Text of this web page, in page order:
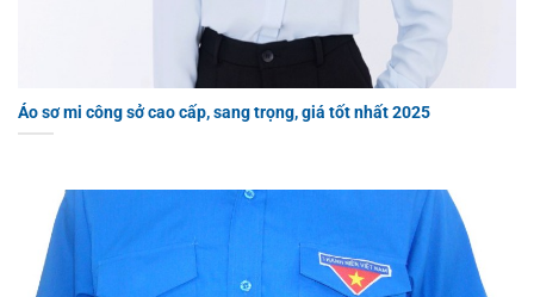
Áo sơ mi công sở cao cấp, sang trọng, giá tốt nhất 2025